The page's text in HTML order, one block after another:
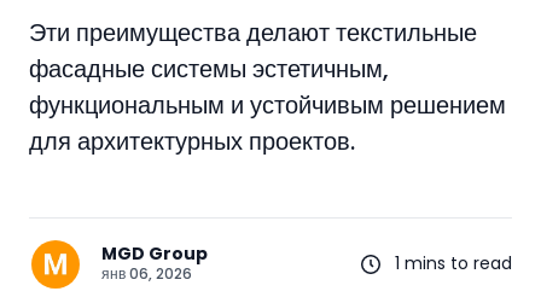
Эти преимущества делают текстильные
фасадные системы эстетичным,
функциональным и устойчивым решением
для архитектурных проектов.
MGD Group
янв 06, 2026 1 mins to read